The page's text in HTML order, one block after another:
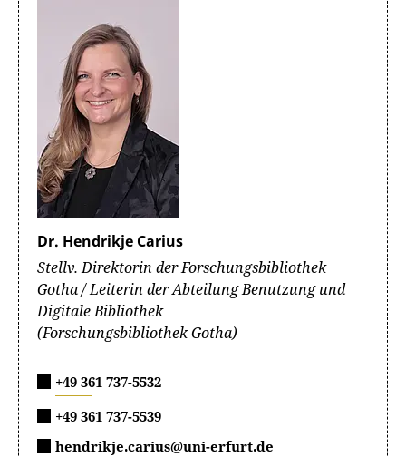
Dr. Hendrikje Carius
Stellv. Direktorin der Forschungsbibliothek
Gotha / Leiterin der Abteilung Benutzung und
Digitale Bibliothek
(Forschungsbibliothek Gotha)
+49 361 737-5532
+49 361 737-5539
hendrikje.carius@uni-erfurt.de